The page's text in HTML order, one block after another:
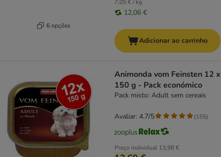
6 opções
7,05 € / kg
12,06 €
Adicionar ao carrinho
Animonda vom Feinsten 12 x
150 g - Pack económico
Pack misto: Adult sem cereais
Preço individual 13,98 €
Avaliar: 4.7/5 (155)